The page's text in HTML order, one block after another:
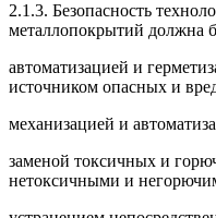
2.1.3. Безопасность
металлопокрытий должна
автоматизацией и
источником опасных и
механизацией и
заменой токсичных и
нетоксичными и